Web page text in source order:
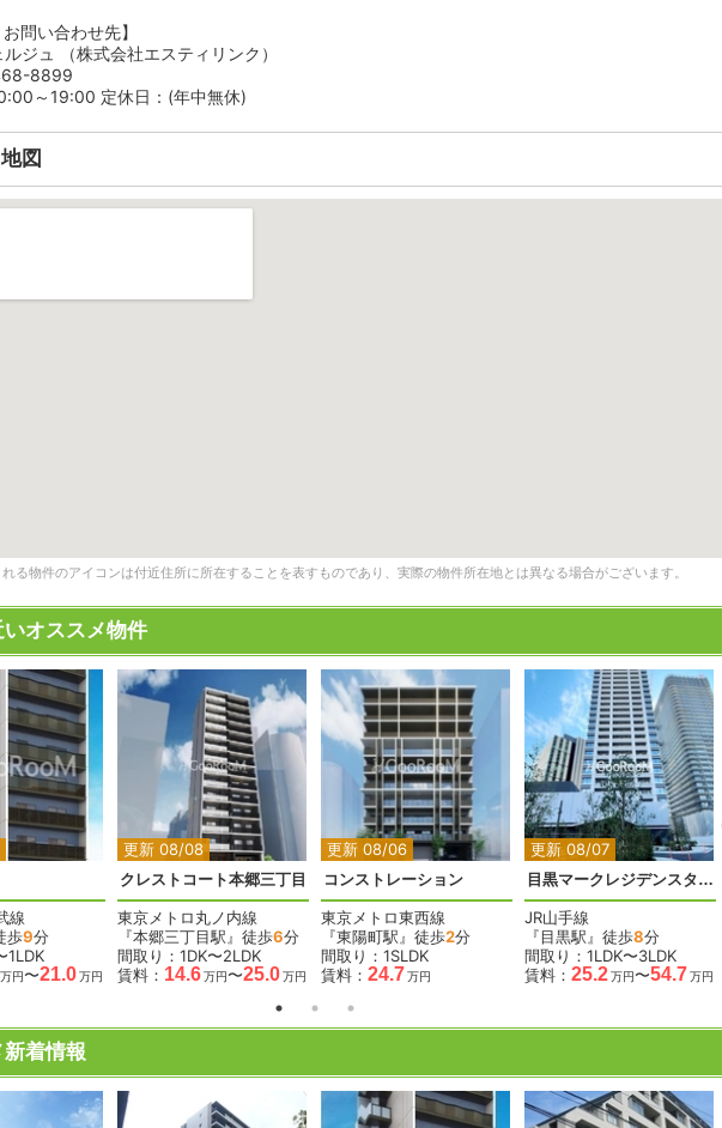
問い合わせ先】
ジュ （株式会社エスティリンク）
8899
～19:00 定休日：(年中無休)
地図
る物件のアイコンは付近住所に所在することを表すものであり、実際の物件所在地とは異なる場合がございます。
オススメ物件
2 2
線
歩9分
1LDK
万円〜21.0万円
更新 08/08
2
クレストコート本郷三丁目
東京メトロ丸ノ内線
『本郷三丁目駅』徒歩6分
間取り：1DK〜2LDK
賃料： 14.6万円〜25.0万円
更新 08/06
2
コンストレーション
東京メトロ東西線
『東陽町駅』徒歩2分
間取り：1SLDK
賃料： 24.7万円
更新 08/07
2
目黒マークレジデンスタワー
JR山手線
『目黒駅』徒歩8分
間取り：1LDK〜3LDK
賃料： 25.2万円〜54.7万円
着情報